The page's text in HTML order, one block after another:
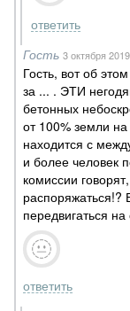
ответить
Гость 3 октября 2019
Гость, вот об
за ... . ЭТИ
бетонных
от 100% земли на
находится с
и более человек
комиссии
распоряжаться!?
передвигаться
ответить